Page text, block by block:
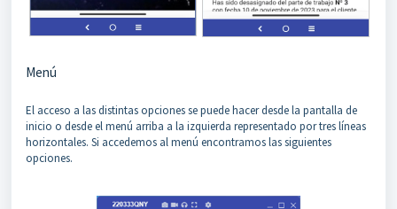
Menú
El acceso a las distintas opciones se puede hacer desde la pantalla de
inicio o desde el menú arriba a la izquierda representado por tres líneas
horizontales. Si accedemos al menú encontramos las siguientes
opciones.